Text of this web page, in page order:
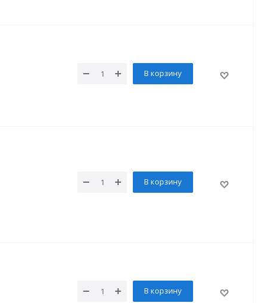
В корзину
В корзину
В корзину